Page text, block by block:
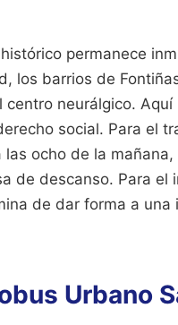
permanece
los barrios de
neurálgico.
social. Para el
ocho de la
de descanso. Para el
de dar forma a
Urbano